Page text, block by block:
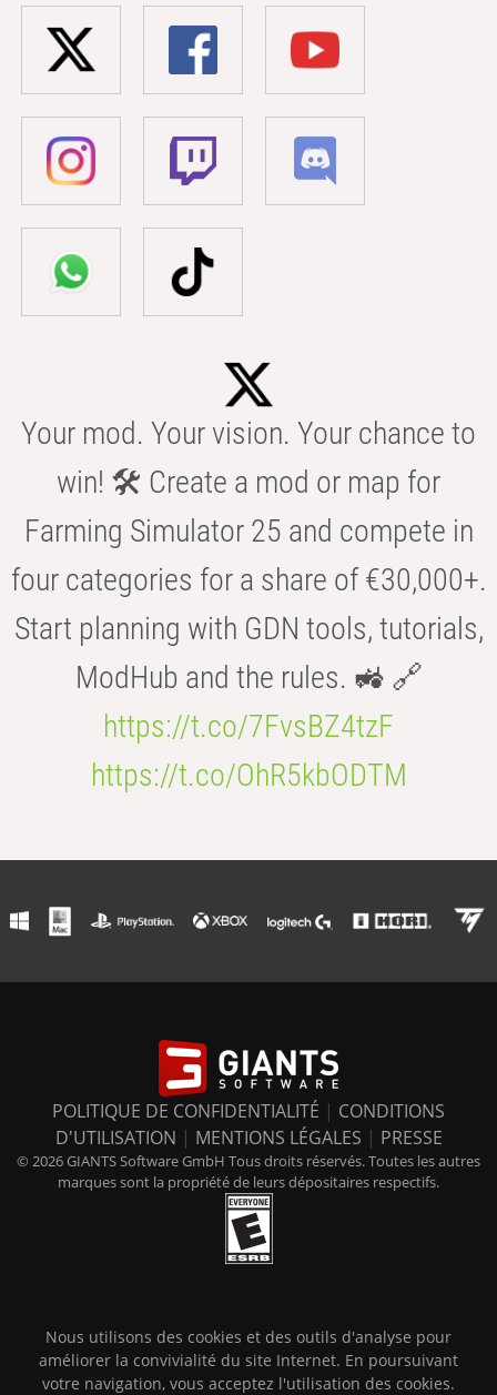
Your mod. Your vision. Your chance to
win! 🛠️ Create a mod or map for
Farming Simulator 25 and compete in
four categories for a share of €30,000+.
Start planning with GDN tools, tutorials,
ModHub and the rules. 🚜 🔗
https://t.co/7FvsBZ4tzF
https://t.co/OhR5kbODTM
POLITIQUE DE CONFIDENTIALITÉ | CONDITIONS
D'UTILISATION | MENTIONS LÉGALES | PRESSE
© 2026 GIANTS Software GmbH Tous droits réservés. Toutes les autres
marques sont la propriété de leurs dépositaires respectifs.
Nous utilisons des cookies et des outils d'analyse pour
améliorer la convivialité du site Internet. En poursuivant
votre navigation, vous acceptez l'utilisation des cookies.